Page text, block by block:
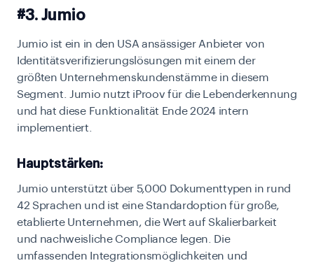
#3. Jumio
Jumio ist ein in den USA ansässiger Anbieter von
Identitätsverifizierungslösungen mit einem der
größten Unternehmenskundenstämme in diesem
Segment. Jumio nutzt iProov für die Lebenderkennung
und hat diese Funktionalität Ende 2024 intern
implementiert.
Hauptstärken:
Jumio unterstützt über 5,000 Dokumenttypen in rund
42 Sprachen und ist eine Standardoption für große,
etablierte Unternehmen, die Wert auf Skalierbarkeit
und nachweisliche Compliance legen. Die
umfassenden Integrationsmöglichkeiten und